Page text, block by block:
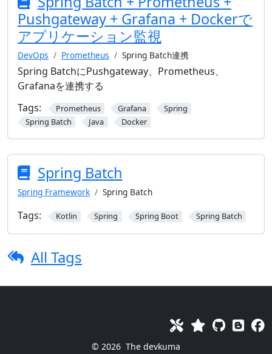
Pushgateway + Grafana + Dockerで
アプリケーション監視
DevOps Prometheus Spring Batch連携
Spring BatchにPushgateway、Prometheus、
Grafanaを連携する
Tags:
Prometheus Grafana
Spring
Spring Batch
Java Docker
Spring Batch
Spring Framework Spring Batch
Tags: Kotlin Spring Spring Boot Spring Batch
All Tags
© 2026 The devkuma